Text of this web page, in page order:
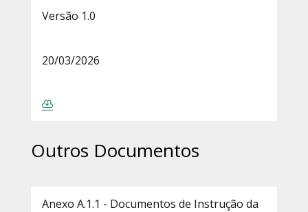
Versão 1.0
20/03/2026
Outros Documentos
Anexo A.1.1 - Documentos de Instrução da